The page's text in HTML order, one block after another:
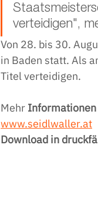
verteidigen",
Von 28. bis 30.
in Baden statt. Als
Titel verteidigen.
Mehr Informationen
www.seidlwaller.at
Download in